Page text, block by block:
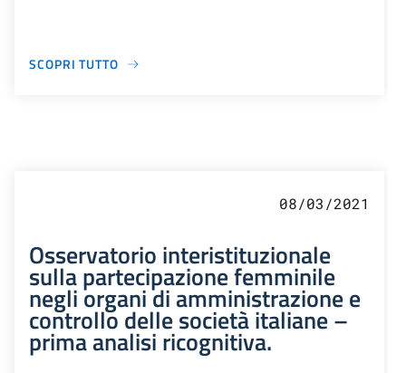
SCOPRI TUTTO
08/03/2021
Osservatorio interistituzionale
sulla partecipazione femminile
negli organi di amministrazione e
controllo delle società italiane –
prima analisi ricognitiva.